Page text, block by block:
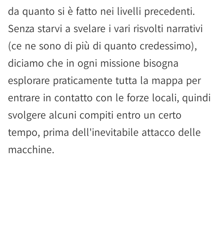
da quanto si è fatto nei livelli precedenti.
Senza starvi a svelare i vari risvolti narrativi
(ce ne sono di più di quanto credessimo),
diciamo che in ogni missione bisogna
esplorare praticamente tutta la mappa per
entrare in contatto con le forze locali, quindi
svolgere alcuni compiti entro un certo
tempo, prima dell'inevitabile attacco delle
macchine.